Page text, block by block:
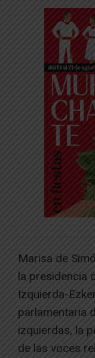
Marisa de
la presidencia
Izquierda-
parlamentaria
izquierdas, la
de las voces